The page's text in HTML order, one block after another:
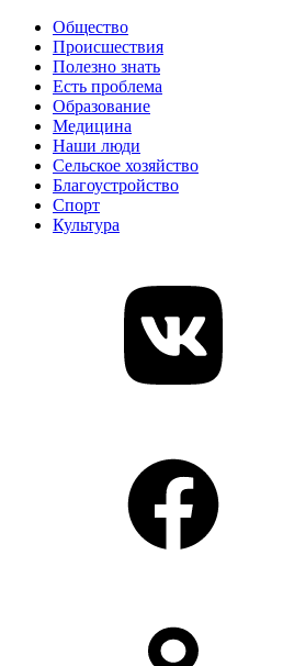
Общество
Происшествия
Полезно знать
Есть проблема
Образование
Медицина
Наши люди
Сельское хозяйство
Благоустройство
Спорт
Культура